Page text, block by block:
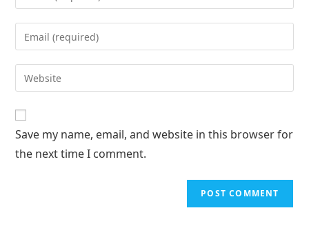
Save my name, email, and website in this browser for
the next time I comment.